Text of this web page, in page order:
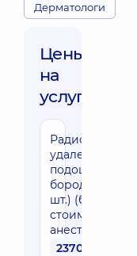
Дерматологи
Цены
на
услуги:
Радиоволновое
удаление
подошвенной
бородавки (1
шт.) (без
стоимости
анестезии)
2370 грн